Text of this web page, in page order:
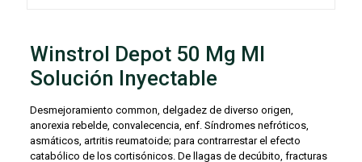
Winstrol Depot 50 Mg Ml
Solución Inyectable
Desmejoramiento common, delgadez de diverso origen,
anorexia rebelde, convalecencia, enf. Síndromes nefróticos,
asmáticos, artritis reumatoide; para contrarrestar el efecto
catabólico de los cortisónicos. De llagas de decúbito, fracturas